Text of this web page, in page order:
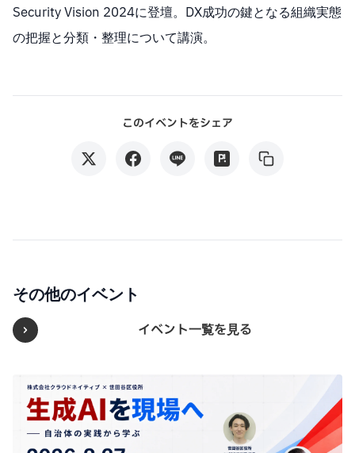
Security Vision 2024に登壇。DX成功の鍵となる組織実態
の把握と分類・整理について講演。
このイベントをシェア
その他のイベント
イベント一覧を見る